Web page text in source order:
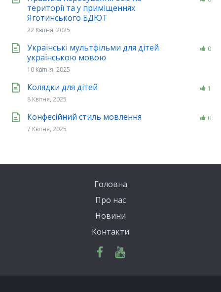
території та у приміщеннях
Яготинського БДЮТ
22 Квітня, 2025
Українські мультфільми для дітей
українською мовою
10 Квітня, 2025
0
Колядки для дітей
8 Квітня, 2025
1
Конфесійний стиль мовлення
7 Квітня, 2025
0
Головна
Про нас
Новини
Контакти